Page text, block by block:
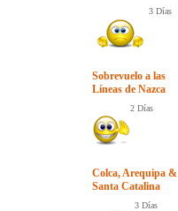
3 Días
Sobrevuelo a las
Líneas de Nazca
2 Días
Colca, Arequipa &
Santa Catalina
3 Días